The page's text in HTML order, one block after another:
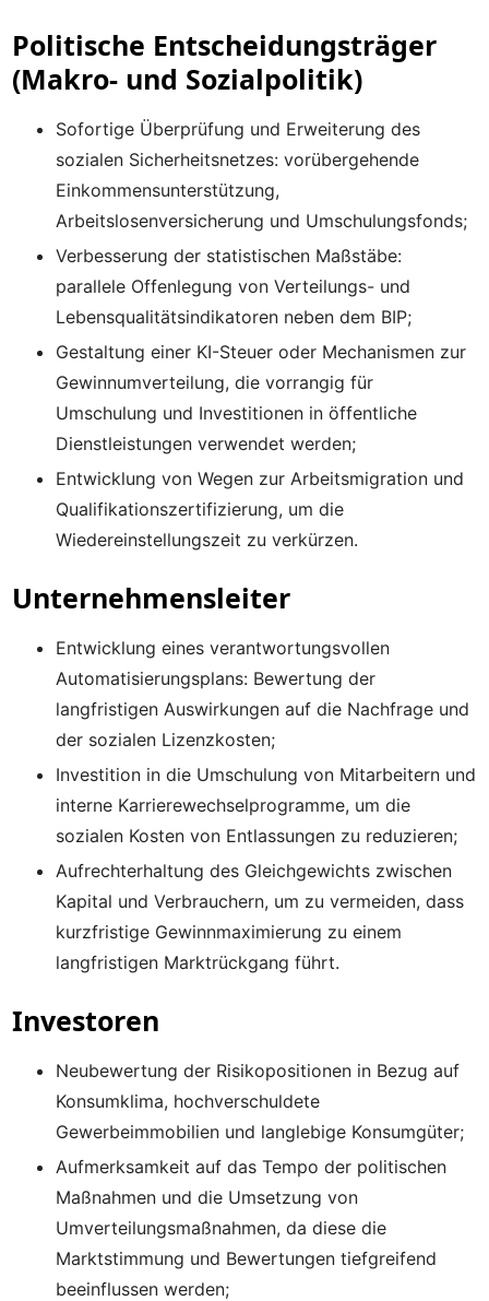
Politische Entscheidungsträger
(Makro- und Sozialpolitik)
Sofortige Überprüfung und Erweiterung des
sozialen Sicherheitsnetzes: vorübergehende
Einkommensunterstützung,
Arbeitslosenversicherung und Umschulungsfonds;
Verbesserung der statistischen Maßstäbe:
parallele Offenlegung von Verteilungs- und
Lebensqualitätsindikatoren neben dem BIP;
Gestaltung einer KI-Steuer oder Mechanismen zur
Gewinnumverteilung, die vorrangig für
Umschulung und Investitionen in öffentliche
Dienstleistungen verwendet werden;
Entwicklung von Wegen zur Arbeitsmigration und
Qualifikationszertifizierung, um die
Wiedereinstellungszeit zu verkürzen.
Unternehmensleiter
Entwicklung eines verantwortungsvollen
Automatisierungsplans: Bewertung der
langfristigen Auswirkungen auf die Nachfrage und
der sozialen Lizenzkosten;
Investition in die Umschulung von Mitarbeitern und
interne Karrierewechselprogramme, um die
sozialen Kosten von Entlassungen zu reduzieren;
Aufrechterhaltung des Gleichgewichts zwischen
Kapital und Verbrauchern, um zu vermeiden, dass
kurzfristige Gewinnmaximierung zu einem
langfristigen Marktrückgang führt.
Investoren
Neubewertung der Risikopositionen in Bezug auf
Konsumklima, hochverschuldete
Gewerbeimmobilien und langlebige Konsumgüter;
Aufmerksamkeit auf das Tempo der politischen
Maßnahmen und die Umsetzung von
Umverteilungsmaßnahmen, da diese die
Marktstimmung und Bewertungen tiefgreifend
beeinflussen werden;